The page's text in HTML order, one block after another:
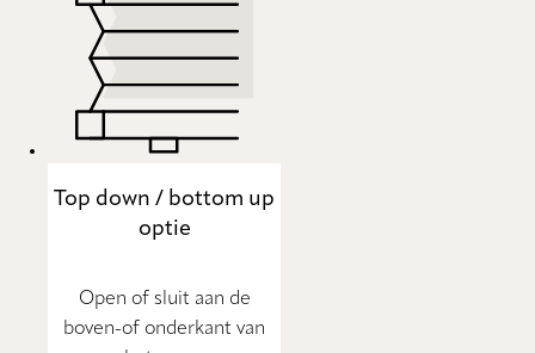
Top down / bottom up
optie
Open of sluit aan de
boven-of onderkant van